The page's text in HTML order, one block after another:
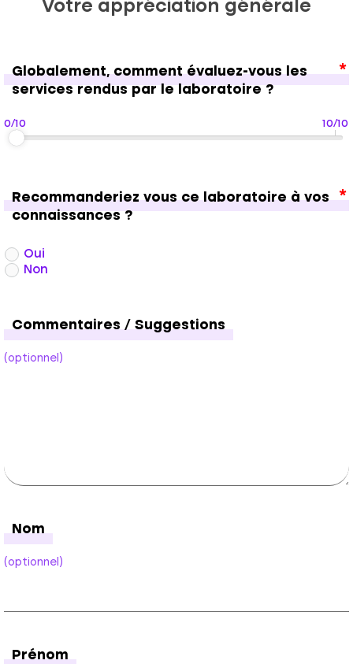
Votre appréciation générale
Globalement, comment évaluez-vous les
services rendus par le laboratoire ?
0/10 10/10
Recommanderiez vous ce laboratoire à vos
connaissances ?
Oui
Non
Commentaires / Suggestions
(optionnel)
Nom
(optionnel)
Prénom